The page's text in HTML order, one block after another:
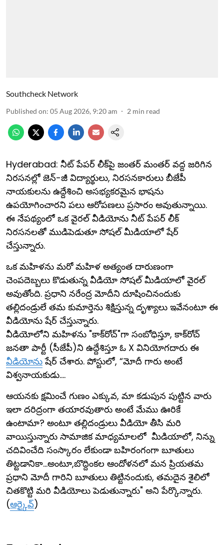
Southcheck Network
Published on: 05 Aug 2026, 9:20 am 2 min read
Hyderabad: నీట్ పేపర్ లీక్‌పై జంతర్ మంతర్ వద్ద జరిగిన
నిరసనల్లో జెన్-జీ విద్యార్థులు, నిరసనకారులు బీజేపీ
నాయకులను ఉద్దేశించి అసభ్యకరమైన భాషను
ఉపయోగించారని పలు ఆరోపణలు ప్రసారం అవుతున్నాయి.
ఈ నేపథ్యంలో ఒక వైరల్ వీడియోను నీట్ పేపర్ లీక్
నిరసనలతో ముడిపెడుతూ సోషల్ మీడియాలో షేర్
చేస్తున్నారు.
ఒక మహిళను మరో మహిళ అత్యంత దారుణంగా
చెంపదెబ్బలు కొడుతున్న వీడియో సోషల్ మీడియాలో వైరల్
అవుతోంది. ప్రధాని నరేంద్ర మోదీని దూషించినందుకు
తల్లిదండ్రులే తమ కుమార్తెను శిక్షిస్తున్న దృశ్యాలు ఇవేనంటూ ఈ
వీడియోను షేర్ చేస్తున్నారు.
వీడియోలోని మహిళను "కాక్‌రోచ్"గా సంబోధిస్తూ, కాక్‌రోచ్
జనతా పార్టీ (సీజేపీ)ని ఉద్దేశిస్తూ ఓ X వినియోగదారు ఈ
వీడియోనుషేర్ చేశారు. పోస్టులో, “మోదీ గారు అంటే
విశ్వనాయకుడు....
ఆయనకు క్షమించే గుణం ఎక్కువ, మా కడుపున పుట్టిన వారు
ఇలా దరిద్రంగా తయారవుతారు అంటే మేము ఊరికే
ఉంటామా? అంటూ తల్లిదండ్రులు వీడియో తీసి మరి
వాయిస్తున్నారు సామాజిక మాధ్యమాలలో మీడియాలో, నిన్ను
చదివించేది సంస్కారం లేకుండా బహిరంగంగా బూతులు
తిట్టడానికా...అంటూ,బొద్దింకల ఆందోళనలో మన ప్రియతమ
ప్రధాని మోదీ గారిని బూతులు తిట్టినందుకు, తమదైన శైలిలో
చితకొట్టి మరి వీడియోలు పెడుతున్నారు" అని పేర్కొన్నారు.
(ఆర్కైవ్)